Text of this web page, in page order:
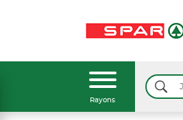
Rayons